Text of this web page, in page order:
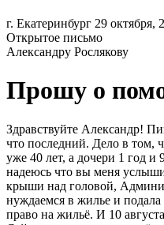
г. Екатеринбург 29 октября,
Открытое письмо
Александру Рослякову
Прошу о
Здравствуйте Александр!
что последний. Дело в том,
уже 40 лет, а дочери 1 год
надеюсь что вы меня
крыши над головой,
нуждаемся в жилье и
право на жильё. И 10